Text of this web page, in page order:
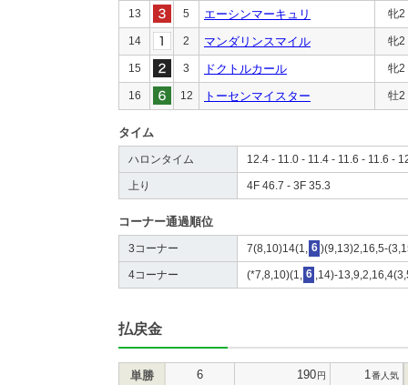
13 5 エーシンマーキュリ 牝2
14 2 マンダリンスマイル 牝2
15 3 ドクトルカール 牝2
16 12 トーセンマイスター 牡2
タイム
ハロンタイム 12.4 - 11.0 - 11.4 - 11.6 - 11.6 -
上り 4F 46.7 - 3F 35.3
コーナー通過順位
3コーナー 7(8,10)14(1, 6 )(9,13)2,16,5-
4コーナー (*7,8,10)(1, 6 ,14)-
払戻金
単勝 6 190円 1 番人気